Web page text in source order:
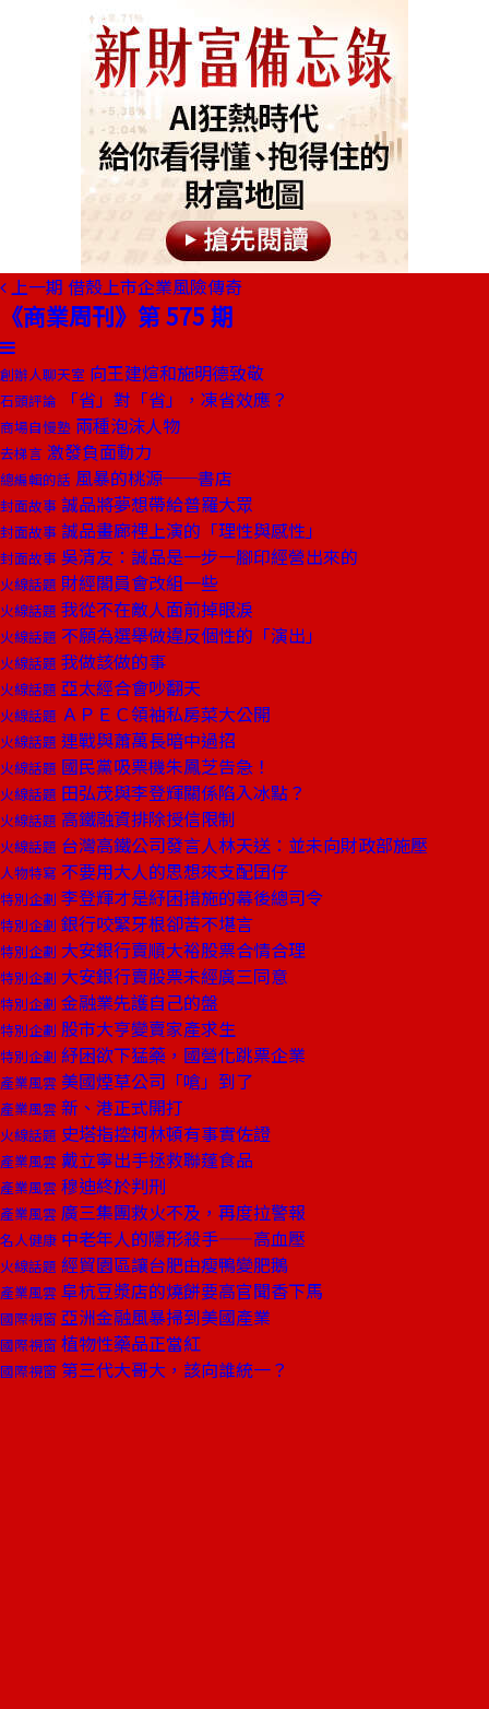
上一期 借殼上市企業風險傳奇
《商業周刊》第 575 期
創辦人聊天室 向王建煊和施明德致敬
石頭評論 「省」對「省」，凍省效應？
商場自慢塾 兩種泡沫人物
去梯言 激發負面動力
總編輯的話 風暴的桃源──書店
封面故事 誠品將夢想帶給普羅大眾
封面故事 誠品畫廊裡上演的「理性與感性」
封面故事 吳清友：誠品是一步一腳印經營出來的
火線話題 財經閣員會改組一些
火線話題 我從不在敵人面前掉眼淚
火線話題 不願為選舉做違反個性的「演出」
火線話題 我做該做的事
火線話題 亞太經合會吵翻天
火線話題 ＡＰＥＣ領袖私房菜大公開
火線話題 連戰與蕭萬長暗中過招
火線話題 國民黨吸票機朱鳳芝告急！
火線話題 田弘茂與李登輝關係陷入冰點？
火線話題 高鐵融資排除授信限制
火線話題 台灣高鐵公司發言人林天送：並未向財政部施壓
人物特寫 不要用大人的思想來支配囝仔
特別企劃 李登輝才是紓困措施的幕後總司令
特別企劃 銀行咬緊牙根卻苦不堪言
特別企劃 大安銀行賣順大裕股票合情合理
特別企劃 大安銀行賣股票未經廣三同意
特別企劃 金融業先護自己的盤
特別企劃 股市大亨變賣家產求生
特別企劃 紓困欲下猛藥，國營化跳票企業
產業風雲 美國煙草公司「嗆」到了
產業風雲 新、港正式開打
火線話題 史塔指控柯林頓有事實佐證
產業風雲 戴立寧出手拯救聯蓬食品
產業風雲 穆迪終於判刑
產業風雲 廣三集團救火不及，再度拉警報
名人健康 中老年人的隱形殺手——高血壓
火線話題 經貿園區讓台肥由瘦鴨變肥鵝
產業風雲 阜杭豆漿店的燒餅要高官聞香下馬
國際視窗 亞洲金融風暴掃到美國產業
國際視窗 植物性藥品正當紅
國際視窗 第三代大哥大，該向誰統一？